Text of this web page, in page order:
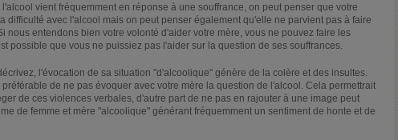
vient fréquemment en réponse à une souffrance, on peut penser que votre
difficulté avec l'alcool mais on peut penser également qu'elle ne parvient pas à faire
nous entendons bien votre volonté d'aider votre mère, vous ne pouvez faire les
possible que vous ne puissiez pas l'aider sur la question de ses souffrances.
l'évocation de sa situation "d'alcoolique" génère de la colère et des insultes.
de ne pas évoquer avec votre mère la question de l'alcool. Cela permettrait
de ces violences verbales, d'autre part de ne pas en rajouter à une image peut
de femme et mère "alcoolique" générant fréquemment un sentiment de honte et de